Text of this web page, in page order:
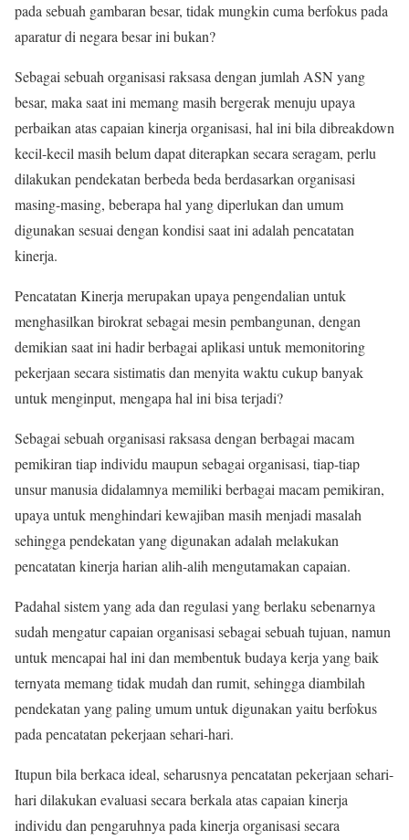
pada sebuah gambaran besar, tidak mungkin cuma berfokus pada
aparatur di negara besar ini bukan?
Sebagai sebuah organisasi raksasa dengan jumlah ASN yang
besar, maka saat ini memang masih bergerak menuju upaya
perbaikan atas capaian kinerja organisasi, hal ini bila dibreakdown
kecil-kecil masih belum dapat diterapkan secara seragam, perlu
dilakukan pendekatan berbeda beda berdasarkan organisasi
masing-masing, beberapa hal yang diperlukan dan umum
digunakan sesuai dengan kondisi saat ini adalah pencatatan
kinerja.
Pencatatan Kinerja merupakan upaya pengendalian untuk
menghasilkan birokrat sebagai mesin pembangunan, dengan
demikian saat ini hadir berbagai aplikasi untuk memonitoring
pekerjaan secara sistimatis dan menyita waktu cukup banyak
untuk menginput, mengapa hal ini bisa terjadi?
Sebagai sebuah organisasi raksasa dengan berbagai macam
pemikiran tiap individu maupun sebagai organisasi, tiap-tiap
unsur manusia didalamnya memiliki berbagai macam pemikiran,
upaya untuk menghindari kewajiban masih menjadi masalah
sehingga pendekatan yang digunakan adalah melakukan
pencatatan kinerja harian alih-alih mengutamakan capaian.
Padahal sistem yang ada dan regulasi yang berlaku sebenarnya
sudah mengatur capaian organisasi sebagai sebuah tujuan, namun
untuk mencapai hal ini dan membentuk budaya kerja yang baik
ternyata memang tidak mudah dan rumit, sehingga diambilah
pendekatan yang paling umum untuk digunakan yaitu berfokus
pada pencatatan pekerjaan sehari-hari.
Itupun bila berkaca ideal, seharusnya pencatatan pekerjaan sehari-
hari dilakukan evaluasi secara berkala atas capaian kinerja
individu dan pengaruhnya pada kinerja organisasi secara